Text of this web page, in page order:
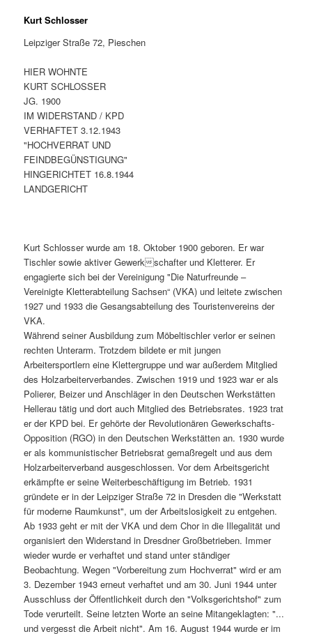
Kurt Schlosser
Leipziger Straße 72, Pieschen
HIER WOHNTE
KURT SCHLOSSER
JG. 1900
IM WIDERSTAND / KPD
VERHAFTET 3.12.1943
"HOCHVERRAT UND
FEINDBEGÜNSTIGUNG"
HINGERICHTET 16.8.1944
LANDGERICHT
Kurt Schlosser wurde am 18. Oktober 1900 geboren. Er war
Tischler sowie aktiver Gewerkschafter und Kletterer. Er
engagierte sich bei der Vereinigung "Die Naturfreunde –
Vereinigte Kletterabteilung Sachsen“ (VKA) und leitete zwischen
1927 und 1933 die Gesangsabteilung des Touristenvereins der
VKA.
Während seiner Ausbildung zum Möbeltischler verlor er seinen
rechten Unterarm. Trotzdem bildete er mit jungen
Arbeitersportlern eine Klettergruppe und war außerdem Mitglied
des Holzarbeiterverbandes. Zwischen 1919 und 1923 war er als
Polierer, Beizer und Anschläger in den Deutschen Werkstätten
Hellerau tätig und dort auch Mitglied des Betriebsrates. 1923 trat
er der KPD bei. Er gehörte der Revolutionären Gewerkschafts-
Opposition (RGO) in den Deutschen Werkstätten an. 1930 wurde
er als kommunistischer Betriebsrat gemaßregelt und aus dem
Holzarbeiterverband ausgeschlossen. Vor dem Arbeitsgericht
erkämpfte er seine Weiterbeschäftigung im Betrieb. 1931
gründete er in der Leipziger Straße 72 in Dresden die "Werkstatt
für moderne Raumkunst", um der Arbeitslosigkeit zu entgehen.
Ab 1933 geht er mit der VKA und dem Chor in die Illegalität und
organisiert den Widerstand in Dresdner Großbetrieben. Immer
wieder wurde er verhaftet und stand unter ständiger
Beobachtung. Wegen "Vorbereitung zum Hochverrat" wird er am
3. Dezember 1943 erneut verhaftet und am 30. Juni 1944 unter
Ausschluss der Öffentlichkeit durch den "Volksgerichtshof" zum
Tode verurteilt. Seine letzten Worte an seine Mitangeklagten: "...
und vergesst die Arbeit nicht". Am 16. August 1944 wurde er im